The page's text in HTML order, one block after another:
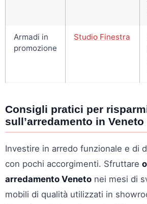
Armadi in
promozione
Studio Finestra
Consigli pratici per
sull’arredamento in Veneto
Investire in arredo funzionale e di
con pochi accorgimenti. Sfruttare
arredamento Veneto nei mesi di
mobili di qualità utilizzati in